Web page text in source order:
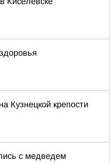
Кузнецкой крепости
с медведем